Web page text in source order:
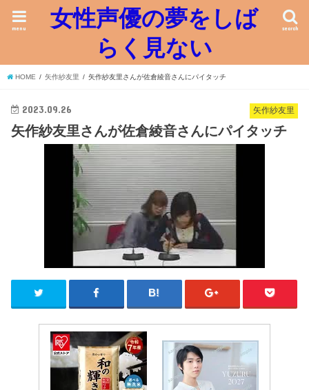
女性声優の夢をしば
らく見ない
search
menu
HOME 矢作紗友里 矢作紗友里さんが佐倉綾音さんにパイタッチ
矢作紗友里
2023.09.26
矢作紗友里さんが佐倉綾音さんにパイタッチ